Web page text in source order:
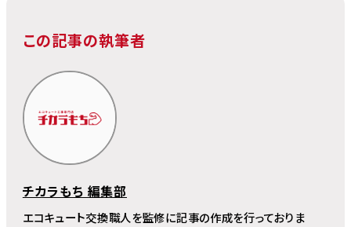
この記事の執筆者
チカラもち 編集部
エコキュート交換職人を監修に記事の作成を行っておりま